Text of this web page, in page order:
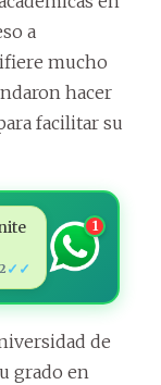
a
mucho
hacer
facilitar su
✓✓
1
de
grado en